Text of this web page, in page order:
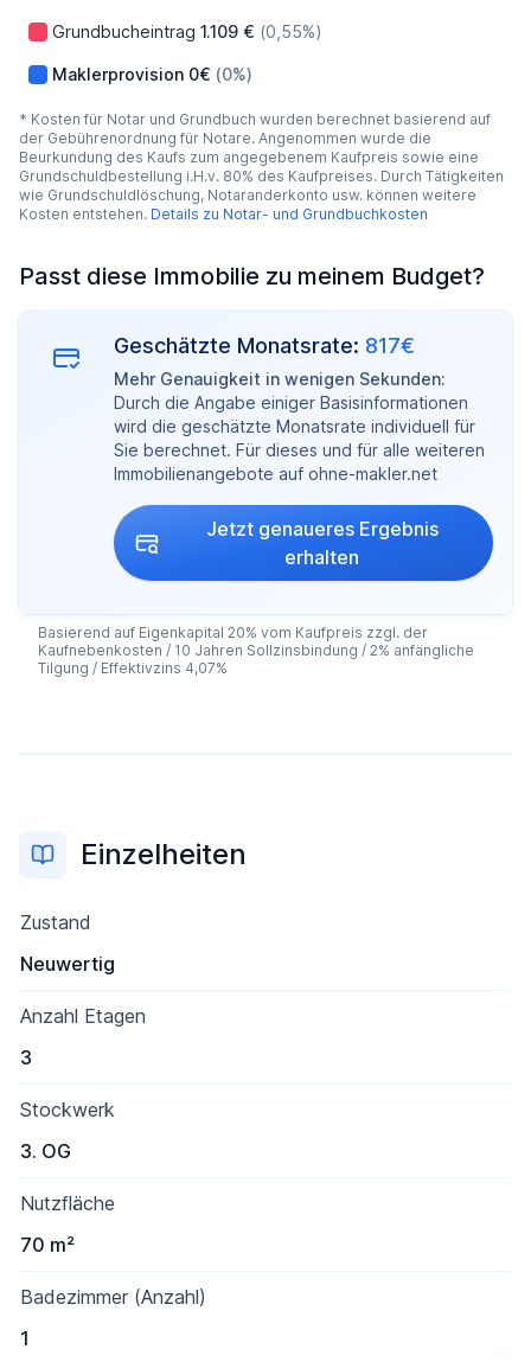
Grundbucheintrag 1.109 € (0,55%)
Maklerprovision 0€ (0%)
* Kosten für Notar und Grundbuch wurden berechnet basierend auf
der Gebührenordnung für Notare. Angenommen wurde die
Beurkundung des Kaufs zum angegebenem Kaufpreis sowie eine
Grundschuldbestellung i.H.v. 80% des Kaufpreises. Durch Tätigkeiten
wie Grundschuldlöschung, Notaranderkonto usw. können weitere
Kosten entstehen. Details zu Notar- und Grundbuchkosten
Passt diese Immobilie zu meinem Budget?
Geschätzte Monatsrate: 817€
Mehr Genauigkeit in wenigen Sekunden:
Durch die Angabe einiger Basisinformationen
wird die geschätzte Monatsrate individuell für
Sie berechnet. Für dieses und für alle weiteren
Immobilienangebote auf ohne-makler.net
Jetzt genaueres Ergebnis
erhalten
Basierend auf Eigenkapital 20% vom Kaufpreis zzgl. der
Kaufnebenkosten / 10 Jahren Sollzinsbindung / 2% anfängliche
Tilgung / Effektivzins 4,07%
Einzelheiten
Zustand
Neuwertig
Anzahl Etagen
3
Stockwerk
3. OG
Nutzfläche
70 m²
Badezimmer (Anzahl)
1